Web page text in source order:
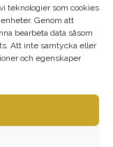
teknologier som cookies
Genom att
bearbeta data såsom
Att inte samtycka eller
och egenskaper
2026